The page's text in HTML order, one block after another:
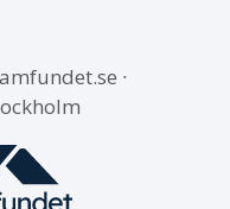
∙